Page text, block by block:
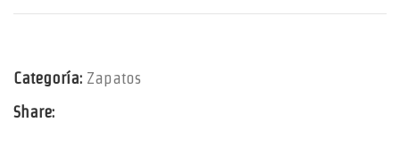
Categoría: Zapatos
Share: